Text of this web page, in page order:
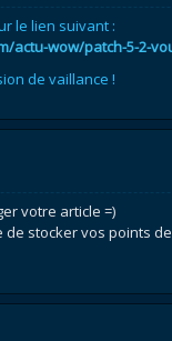
le lien suivant :
actu-wow/patch-5-2-
de vaillance !
votre article =)
de stocker vos points